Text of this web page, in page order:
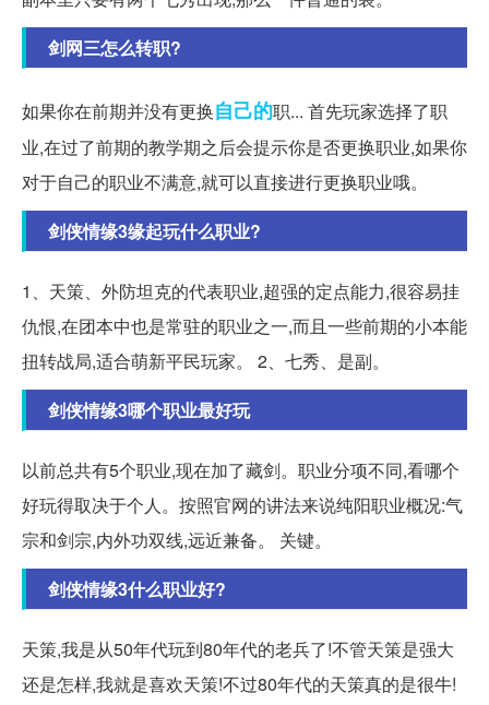
剑网三怎么转职?
如果你在前期并没有更换自己的职... 首先玩家选择了职
业,在过了前期的教学期之后会提示你是否更换职业,如果你
对于自己的职业不满意,就可以直接进行更换职业哦。
剑侠情缘3缘起玩什么职业?
1、天策、外防坦克的代表职业,超强的定点能力,很容易挂
仇恨,在团本中也是常驻的职业之一,而且一些前期的小本能
扭转战局,适合萌新平民玩家。 2、七秀、是副。
剑侠情缘3哪个职业最好玩
以前总共有5个职业,现在加了藏剑。职业分项不同,看哪个
好玩得取决于个人。按照官网的讲法来说纯阳职业概况:气
宗和剑宗,内外功双线,远近兼备。 关键。
剑侠情缘3什么职业好?
天策,我是从50年代玩到80年代的老兵了!不管天策是强大
还是怎样,我就是喜欢天策!不过80年代的天策真的是很牛!